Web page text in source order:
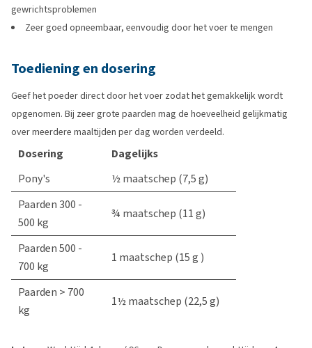
gewrichtsproblemen
Zeer goed opneembaar, eenvoudig door het voer te mengen
Toediening en dosering
Geef het poeder direct door het voer zodat het gemakkelijk wordt
opgenomen. Bij zeer grote paarden mag de hoeveelheid gelijkmatig
over meerdere maaltijden per dag worden verdeeld.
Dosering
Dagelijks
Pony's
½ maatschep (7,5 g)
Paarden 300 -
500 kg
¾ maatschep (11 g)
Paarden 500 -
700 kg
1 maatschep (15 g )
Paarden > 700
kg
1½ maatschep (22,5 g)